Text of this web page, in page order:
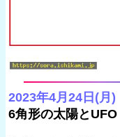
2023年4月24日(月)
6角形の太陽とUFO